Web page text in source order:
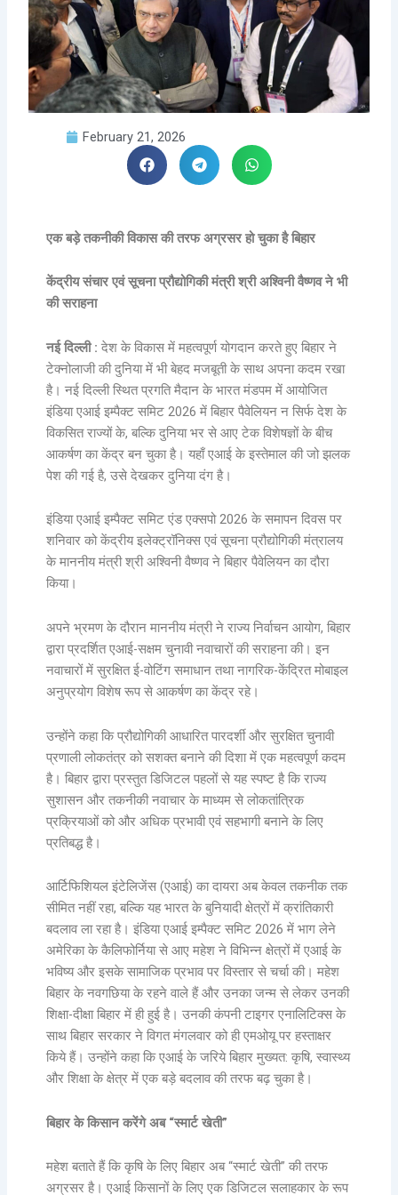
February 21, 2026
एक बड़े तकनीकी विकास की तरफ अग्रसर हो चुका है बिहार
केंद्रीय संचार एवं सूचना प्रौद्योगिकी मंत्री श्री अश्विनी वैष्णव ने भी
की सराहना
नई दिल्ली :देश के विकास में महत्वपूर्ण योगदान करते हुए बिहार ने
टेक्नोलाजी की दुनिया में भी बेहद मजबूती के साथ अपना कदम रखा
है। नई दिल्ली स्थित प्रगति मैदान के भारत मंडपम में आयोजित
इंडिया एआई इम्पैक्ट समिट 2026 में बिहार पैवेलियन न सिर्फ देश के
विकसित राज्यों के, बल्कि दुनिया भर से आए टेक विशेषज्ञों के बीच
आकर्षण का केंद्र बन चुका है। यहाँ एआई के इस्तेमाल की जो झलक
पेश की गई है, उसे देखकर दुनिया दंग है।
इंडिया एआई इम्पैक्ट समिट एंड एक्सपो 2026 के समापन दिवस पर
शनिवार को केंद्रीय इलेक्ट्रॉनिक्स एवं सूचना प्रौद्योगिकी मंत्रालय
के माननीय मंत्री श्री अश्विनी वैष्णव ने बिहार पैवेलियन का दौरा
किया।
अपने भ्रमण के दौरान माननीय मंत्री ने राज्य निर्वाचन आयोग, बिहार
द्वारा प्रदर्शित एआई-सक्षम चुनावी नवाचारों की सराहना की। इन
नवाचारों में सुरक्षित ई-वोटिंग समाधान तथा नागरिक-केंद्रित मोबाइल
अनुप्रयोग विशेष रूप से आकर्षण का केंद्र रहे।
उन्होंने कहा कि प्रौद्योगिकी आधारित पारदर्शी और सुरक्षित चुनावी
प्रणाली लोकतंत्र को सशक्त बनाने की दिशा में एक महत्वपूर्ण कदम
है। बिहार द्वारा प्रस्तुत डिजिटल पहलों से यह स्पष्ट है कि राज्य
सुशासन और तकनीकी नवाचार के माध्यम से लोकतांत्रिक
प्रक्रियाओं को और अधिक प्रभावी एवं सहभागी बनाने के लिए
प्रतिबद्ध है।
आर्टिफिशियल इंटेलिजेंस (एआई) का दायरा अब केवल तकनीक तक
सीमित नहीं रहा, बल्कि यह भारत के बुनियादी क्षेत्रों में क्रांतिकारी
बदलाव ला रहा है। इंडिया एआई इम्पैक्ट समिट 2026 में भाग लेने
अमेरिका के कैलिफोर्निया से आए महेश ने विभिन्न क्षेत्रों में एआई के
भविष्य और इसके सामाजिक प्रभाव पर विस्तार से चर्चा की। महेश
बिहार के नवगछिया के रहने वाले हैं और उनका जन्म से लेकर उनकी
शिक्षा-दीक्षा बिहार में ही हुई है। उनकी कंपनी टाइगर एनालिटिक्स के
साथ बिहार सरकार ने विगत मंगलवार को ही एमओयू पर हस्ताक्षर
किये हैं। उन्होंने कहा कि एआई के जरिये बिहार मुख्यत: कृषि, स्वास्थ्य
और शिक्षा के क्षेत्र में एक बड़े बदलाव की तरफ बढ़ चुका है।
बिहार के किसान करेंगे अब “स्मार्ट खेती”
महेश बताते हैं कि कृषि के लिए बिहार अब “स्मार्ट खेती” की तरफ
अग्रसर है। एआई किसानों के लिए एक डिजिटल सलाहकार के रूप